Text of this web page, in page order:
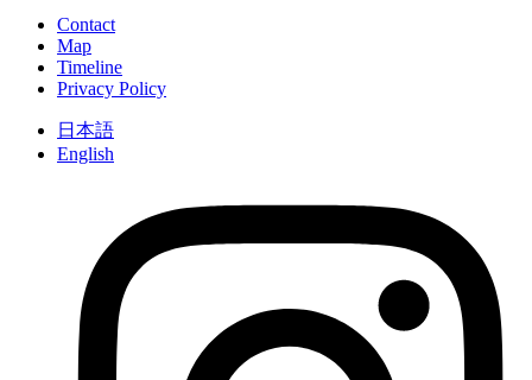
Contact
Map
Timeline
Privacy Policy
日本語
English